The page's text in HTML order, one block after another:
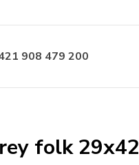
908 479 200
folk 29x42